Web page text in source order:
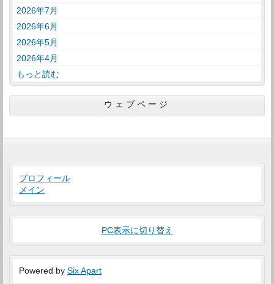
2026年7月
2026年6月
2026年5月
2026年4月
もっと読む
ウェブページ
プロフィール
メイン
PC表示に切り替え
Powered by Six Apart